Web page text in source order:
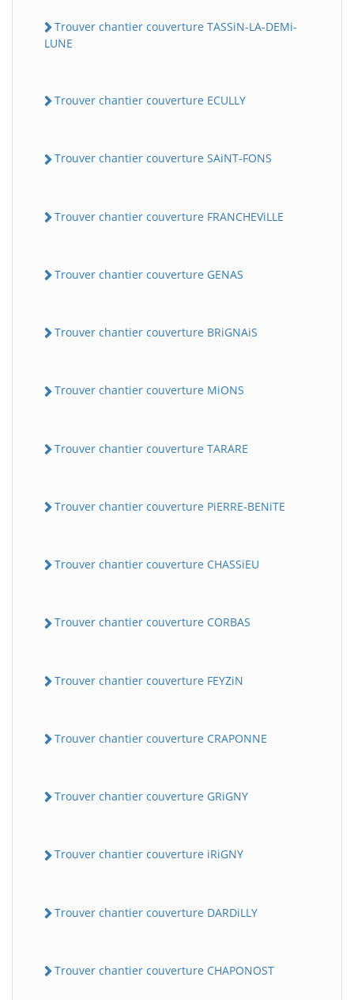
Trouver chantier couverture TASSiN-LA-DEMi-
LUNE
Trouver chantier couverture ECULLY
Trouver chantier couverture SAiNT-FONS
Trouver chantier couverture FRANCHEViLLE
Trouver chantier couverture GENAS
Trouver chantier couverture BRiGNAiS
Trouver chantier couverture MiONS
Trouver chantier couverture TARARE
Trouver chantier couverture PiERRE-BENiTE
Trouver chantier couverture CHASSiEU
Trouver chantier couverture CORBAS
Trouver chantier couverture FEYZiN
Trouver chantier couverture CRAPONNE
Trouver chantier couverture GRiGNY
Trouver chantier couverture iRiGNY
Trouver chantier couverture DARDiLLY
Trouver chantier couverture CHAPONOST